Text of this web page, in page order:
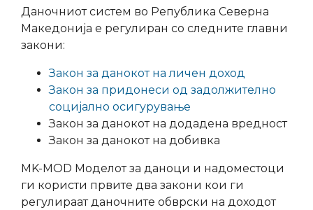
Даночниот систем во Република Северна
Македонија е регулиран со следните главни
закони:
Закон за данокот на личен доход
Закон за придонеси од задолжително
социјално осигурување
Закон за данокот на додадена вредност
Закон за данокот на добивка
MK-MOD Моделот за даноци и надоместоци
ги користи првите два закони кои ги
регулираат даночните обврски на доходот